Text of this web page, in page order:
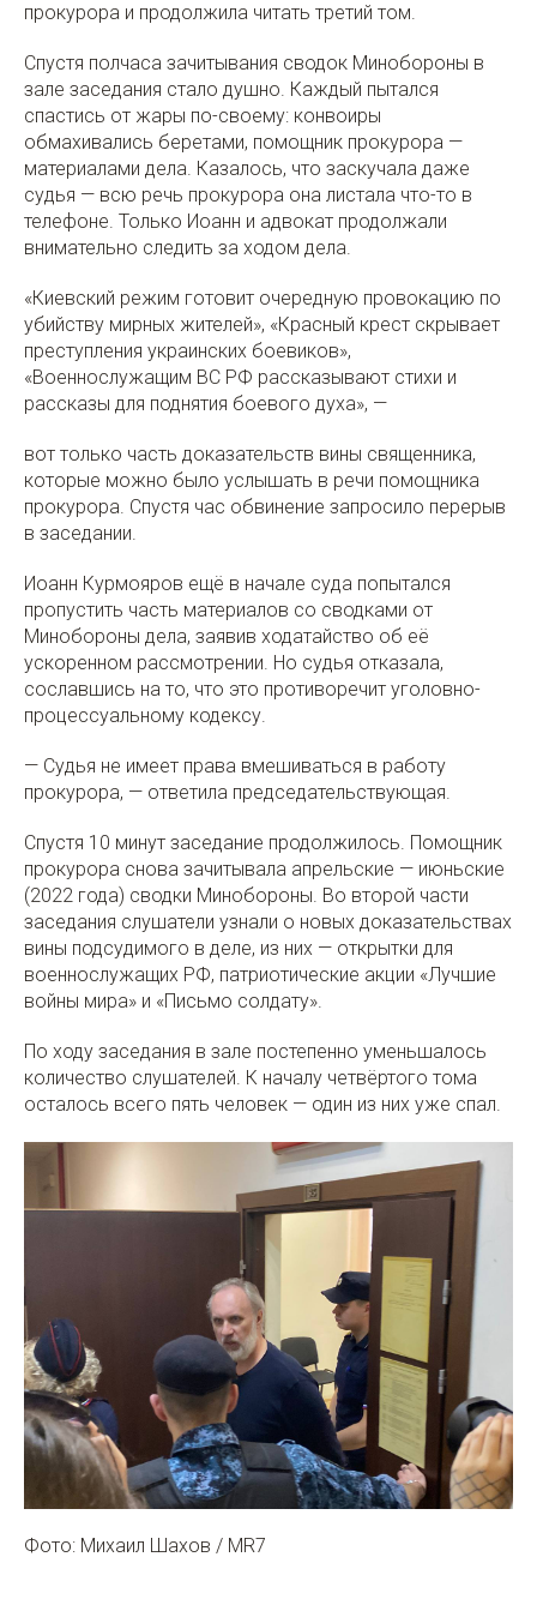
прокурора и продолжила читать третий том.
Спустя полчаса зачитывания сводок Минобороны в
зале заседания стало душно. Каждый пытался
спастись от жары по-своему: конвоиры
обмахивались беретами, помощник прокурора —
материалами дела. Казалось, что заскучала даже
судья — всю речь прокурора она листала что-то в
телефоне. Только Иоанн и адвокат продолжали
внимательно следить за ходом дела.
«Киевский режим готовит очередную провокацию по
убийству мирных жителей», «Красный крест скрывает
преступления украинских боевиков»,
«Военнослужащим ВС РФ рассказывают стихи и
рассказы для поднятия боевого духа», —
вот только часть доказательств вины священника,
которые можно было услышать в речи помощника
прокурора. Спустя час обвинение запросило перерыв
в заседании.
Иоанн Курмояров ещё в начале суда попытался
пропустить часть материалов со сводками от
Минобороны дела, заявив ходатайство об её
ускоренном рассмотрении. Но судья отказала,
сославшись на то, что это противоречит уголовно-
процессуальному кодексу.
— Судья не имеет права вмешиваться в работу
прокурора, — ответила председательствующая.
Спустя 10 минут заседание продолжилось. Помощник
прокурора снова зачитывала апрельские — июньские
(2022 года) сводки Минобороны. Во второй части
заседания слушатели узнали о новых доказательствах
вины подсудимого в деле, из них — открытки для
военнослужащих РФ, патриотические акции «Лучшие
войны мира» и «Письмо солдату».
По ходу заседания в зале постепенно уменьшалось
количество слушателей. К началу четвёртого тома
осталось всего пять человек — один из них уже спал.
Фото: Михаил Шахов / MR7